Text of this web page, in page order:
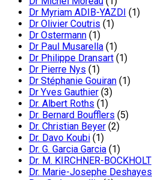
Dr Myriam ADIB-YAZDI (1)
Dr Olivier Coutris (1)
Dr Ostermann (1)
Dr Paul Musarella (1)
Dr Philippe Dransart (1)
Dr Pierre Nys (1)
Dr Stéphanie Gouiran (1)
Dr Yves Gauthier (3)
Dr. Albert Roths (1)
Dr. Bernard Boufflers (5)
Dr. Christian Beyer (2)
Dr. Davo Koubi (1)
Dr. G. Garcia Garcia (1)
Dr. M. KIRCHNER-BOCKHOLT
Dr. Marie-Josephe Deshayes